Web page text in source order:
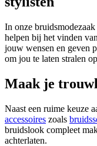
In onze
helpen bij het vinden
jouw wensen en geven
om jou te laten stralen
Maak je
Naast een ruime keuze
accessoires zoals
bruidslook compleet
achterlaten.